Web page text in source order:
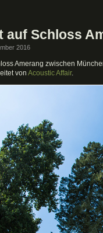
auf Schloss
2016
Amerang zwischen
von Acoustic Affair.